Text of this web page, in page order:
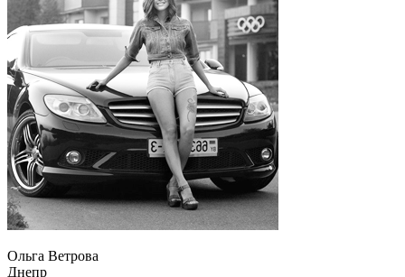
Ольга Ветрова
Днепр